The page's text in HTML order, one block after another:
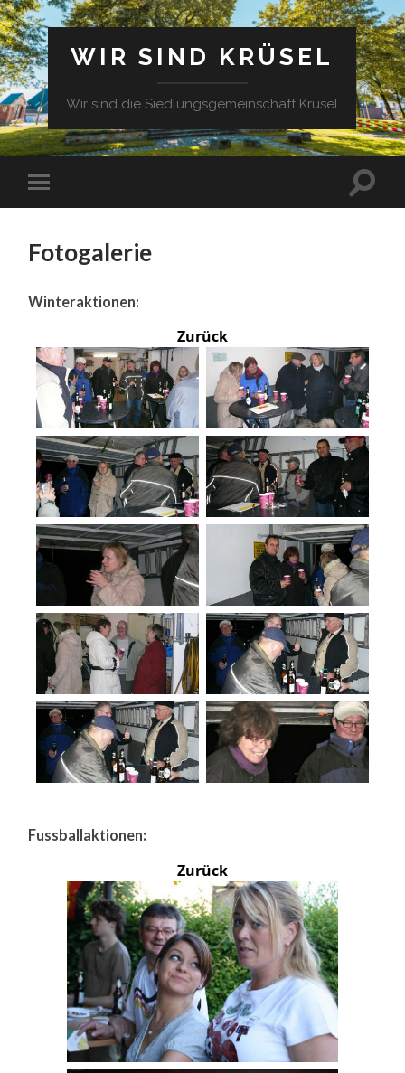
WIR SIND KRÜSEL
Wir sind die Siedlungsgemeinschaft Krüsel
Fotogalerie
Winteraktionen:
Zurück
Fussballaktionen:
Zurück